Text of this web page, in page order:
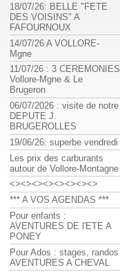
18/07/26: BELLE "FETE
DES VOISINS" A
FAFOURNOUX
14/07/26 A VOLLORE-
Mgne
11/07/26 : 3 CEREMONIES
Vollore-Mgne & Le
Brugeron
06/07/2026 : visite de notre
DEPUTE J.
BRUGEROLLES
19/06/26: superbe vendredi
Les prix des carburants
autour de Vollore-Montagne
<><><><><><><><>
*** A VOS AGENDAS ***
Pour enfants :
AVENTURES DE l'ETE A
PONEY
Pour Ados : stages, randos
AVENTURES A CHEVAL